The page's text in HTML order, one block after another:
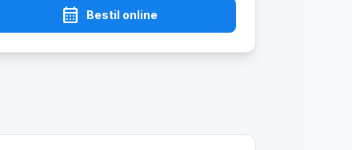
calendar_month Bestil online